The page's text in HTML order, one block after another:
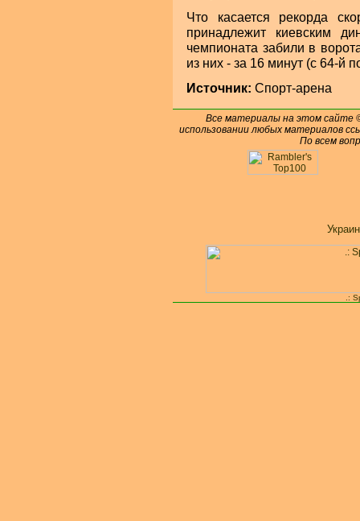
Что касается рекорда
принадлежит киевским
чемпионата забили в
из них - за 16 минут (с 64-й
Источник: Спорт-арена
Все материалы на этом сайте
использовании любых материалов
По всем
.: